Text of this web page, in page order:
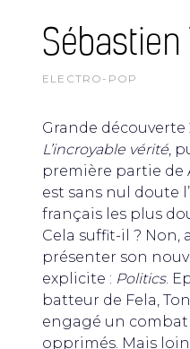
Sébastien
ELECTRO-POP
Grande découverte
L’incroyable vérité,
première partie de
est sans nul doute
français les plus
Cela suffit-il ? Non,
présenter son
explicite : Politics.
batteur de Fela,
engagé un
opprimés. Mais